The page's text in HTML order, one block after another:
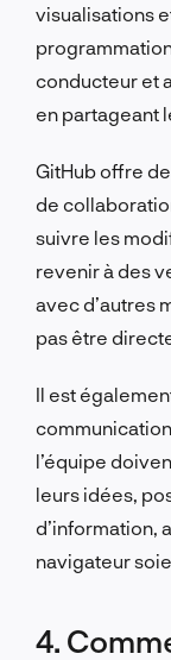
visualisations
conducteur et
en partageant
GitHub offre
de
suivre les
revenir à des
avec d’autres
pas être
Il est
l’équipe
leurs idées,
d’information,
navigateur
4.